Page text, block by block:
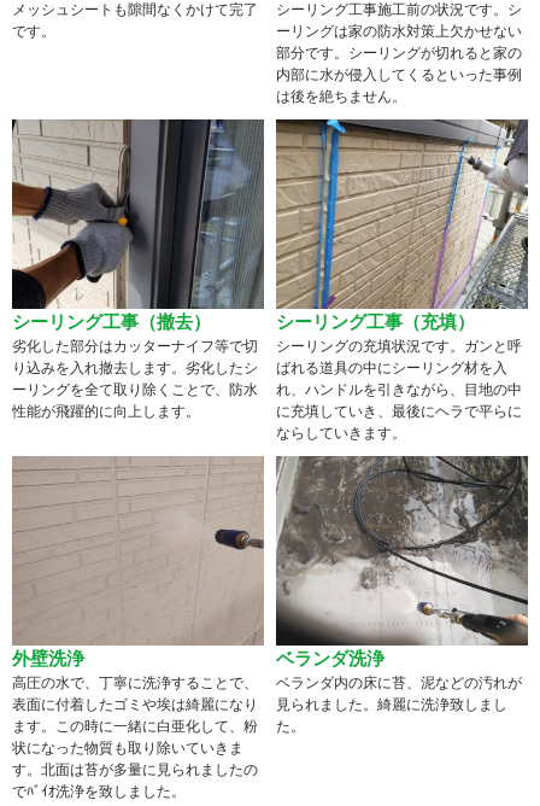
メッシュシートも隙間なくかけて完了
です。
シーリング工事施工前の状況です。シ
ーリングは家の防水対策上欠かせない
部分です。シーリングが切れると家の
内部に水が侵入してくるといった事例
は後を絶ちません。
シーリング工事（撤去）
劣化した部分はカッターナイフ等で切
り込みを入れ撤去します。劣化したシ
ーリングを全て取り除くことで、防水
性能が飛躍的に向上します。
シーリング工事（充填）
シーリングの充填状況です。ガンと呼
ばれる道具の中にシーリング材を入
れ、ハンドルを引きながら、目地の中
に充填していき、最後にヘラで平らに
ならしていきます。
外壁洗浄
高圧の水で、丁寧に洗浄することで、
表面に付着したゴミや埃は綺麗になり
ます。この時に一緒に白亜化して、粉
状になった物質も取り除いていきま
す。北面は苔が多量に見られましたの
でﾊﾞｲｵ洗浄を致しました。
ベランダ洗浄
ベランダ内の床に苔、泥などの汚れが
見られました。綺麗に洗浄致しまし
た。